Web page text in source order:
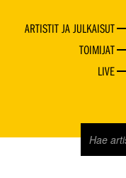
ARTISTIT JA JULKAISUT
TOIMIJAT
LIVE